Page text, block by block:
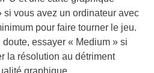
si vous avez un ordinateur avec
pour faire tourner le jeu.
essayer « Medium » si
la résolution au détriment
graphique.